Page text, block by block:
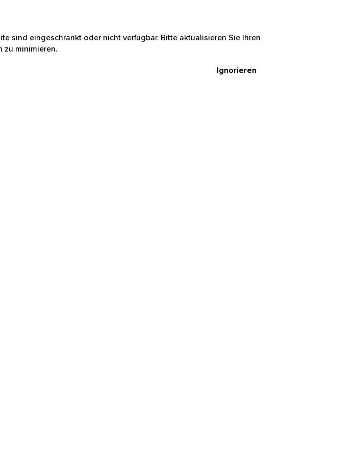
sind eingeschränkt oder nicht verfügbar. Bitte aktualisieren Sie Ihren
zu minimieren.
Ignorieren